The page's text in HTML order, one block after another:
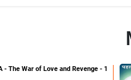
- The War of Love and Revenge - 1